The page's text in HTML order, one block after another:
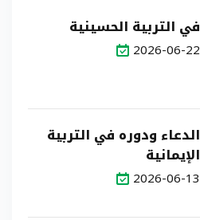
في التربية الحسينية
2026-06-22
الدعاء ودوره في التربية
الإيمانية
2026-06-13